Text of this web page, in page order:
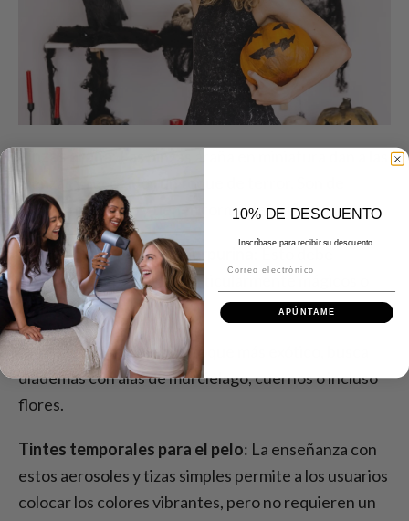
Pinzas araña
trenzas y recogidos un toque de terror. Son de
tamaño reducido y tienen forma de araña.
Spray para el pelo con purpurina
: Esto debe
condimentar peinados particularmente mágicos o
bien conocidos.
Diademas: Si quieres un toque más exótico, busca
diademas con alas de murciélago, cuernos o incluso
flores.
Tintes temporales para el pelo: La enseñanza con
estos aerosoles y tizas simples permite a los usuarios
colocar los colores vibrantes, pero no requieren un
10% DE DESCUENTO
Inscríbase para recibir su descuento.
APÚNTAME